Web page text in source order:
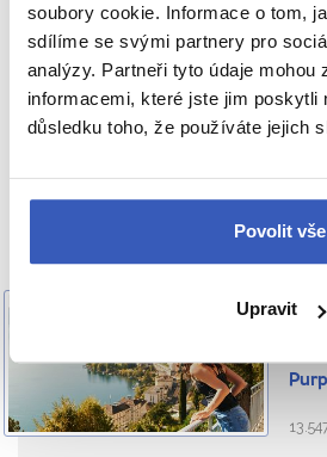
soubory cookie. Informace o tom,
sdílíme se svými partnery pro
analýzy. Partneři tyto údaje mohou
informacemi, které jste jim poskytli
důsledku toho, že používáte jejich
Povolit vše
Upravit
Rady na cestu
Víte, že...
Doporučujeme z Švýcarska